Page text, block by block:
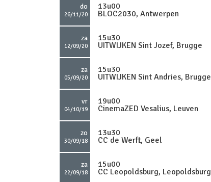
do
26/11/20
13u00
BLOC2030, Antwerpen
za
12/09/20
15u30
UITWIJKEN Sint Jozef, Brugge
za
05/09/20
15u30
UITWIJKEN Sint Andries, Brugge
vr
04/10/19
19u00
CinemaZED Vesalius, Leuven
zo
30/09/18
13u30
CC de Werft, Geel
za
22/09/18
15u00
CC Leopoldsburg, Leopoldsburg